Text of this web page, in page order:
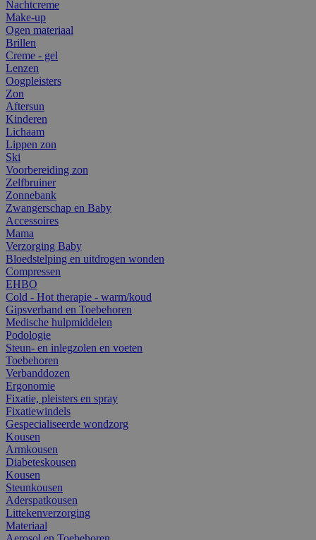
Nachtcreme
Make-up
Ogen materiaal
Brillen
Creme - gel
Lenzen
Oogpleisters
Zon
Aftersun
Kinderen
Lichaam
Lippen zon
Ski
Voorbereiding zon
Zelfbruiner
Zonnebank
Zwangerschap en Baby
Accessoires
Mama
Verzorging Baby
Bloedstelping en uitdrogen wonden
Compressen
EHBO
Cold - Hot therapie - warm/koud
Gipsverband en Toebehoren
Medische hulpmiddelen
Podologie
Steun- en inlegzolen en voeten
Toebehoren
Verbanddozen
Ergonomie
Fixatie, pleisters en spray
Fixatiewindels
Gespecialiseerde wondzorg
Kousen
Armkousen
Diabeteskousen
Kousen
Steunkousen
Aderspatkousen
Littekenverzorging
Materiaal